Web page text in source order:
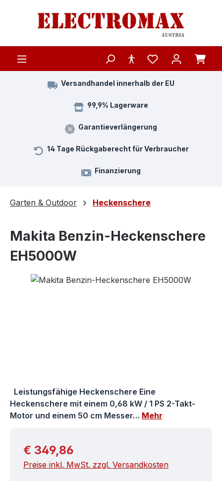
Zum Hauptinhalt springen
Versandhandel innerhalb der EU
99,9% Lagerware
Garantieverlängerung
14 Tage Rückgaberecht für Verbraucher
Finanzierung
Garten & Outdoor Heckenschere
Makita Benzin-Heckenschere
EH5000W
Bildergalerie überspringen
Leistungsfähige Heckenschere Eine
Heckenschere mit einem 0,68 kW / 1 PS 2-Takt-
Motor und einem 50 cm Messer… Mehr
Regulärer Preis:
€ 349,86
Preise inkl. MwSt. zzgl. Versandkosten